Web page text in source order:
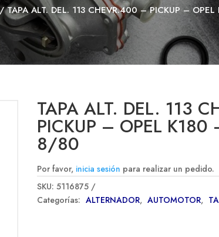
ALT. DEL. 113 CHEVR.400 – PICKUP –
TAPA ALT. DEL. 113
PICKUP – OPEL
8/80
Por favor, inicia sesión para realizar un pedido.
SKU:5116875
Categorías: ALTERNADOR, AUTOMOTOR,